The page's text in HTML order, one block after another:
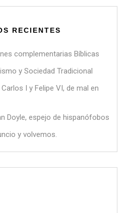
RECIENTES
complementarias Bíblicas
y Sociedad Tradicional
I y Felipe VI, de mal en
Doyle, espejo de hispanófobos
y volvemos.